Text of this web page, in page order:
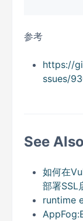
参考
https://
ssues/
See Also
如何在
部署SSL
runtime